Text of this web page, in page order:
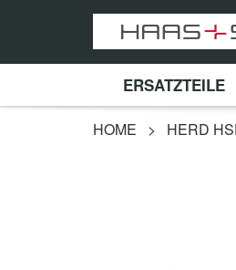
ERSATZTEILE
HOME > HERD